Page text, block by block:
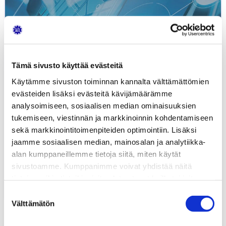
Tämä sivusto käyttää evästeitä
Käytämme sivuston toiminnan kannalta välttämättömien
evästeiden lisäksi evästeitä kävijämäärämme
analysoimiseen, sosiaalisen median ominaisuuksien
tukemiseen, viestinnän ja markkinoinnin kohdentamiseen
sekä markkinointitoimenpiteiden optimointiin. Lisäksi
jaamme sosiaalisen median, mainosalan ja analytiikka-
alan kumppaneillemme tietoja siitä, miten käytät
sivustoamme. Kumppanimme voivat yhdistää näitä
valinta
Välttämätön
Webinaari: SATL Automotive Aftersales
Summit